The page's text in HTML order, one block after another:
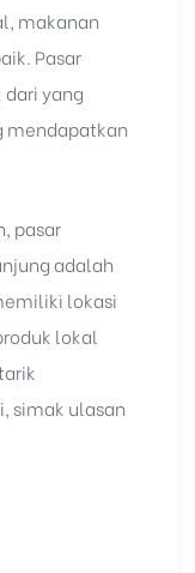
makanan
Pasar
yang
mendapatkan
, pasar
adalah
lokasi
lokal
simak ulasan